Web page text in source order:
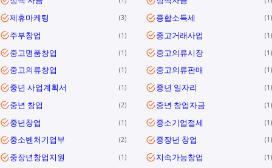
제휴마케팅 3 종합소득세 1
주부창업 1 중고거래사업 1
중고명품창업 1 중고의류시장 1
중고의류창업 1 중고의류판매 1
중년 사업계획서 1 중년 일자리 1
중년 창업 2 중년 창업자금 1
중년창업 1 중소기업절세 1
중소벤처기업부 2 중장년 창업 1
중장년창업지원 1 지속가능창업 1